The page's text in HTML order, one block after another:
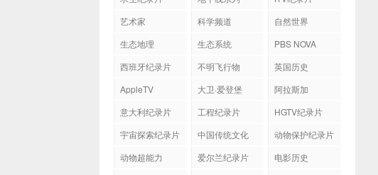
艺术家
科学频道
自然世界
生态地理
生态系统
PBS NOVA
西班牙纪录片
不明飞行物
英国历史
AppleTV
大卫·爱登堡
阿拉斯加
意大利纪录片
工程纪录片
HGTV纪录片
宇宙探索纪录片
中国传统文化
动物保护纪录片
动物超能力
爱尔兰纪录片
电影历史